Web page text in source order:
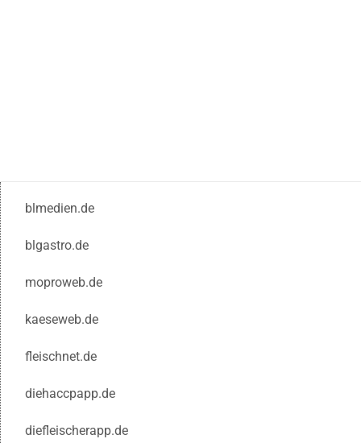
blmedien.de
blgastro.de
moproweb.de
kaeseweb.de
fleischnet.de
diehaccpapp.de
diefleischerapp.de